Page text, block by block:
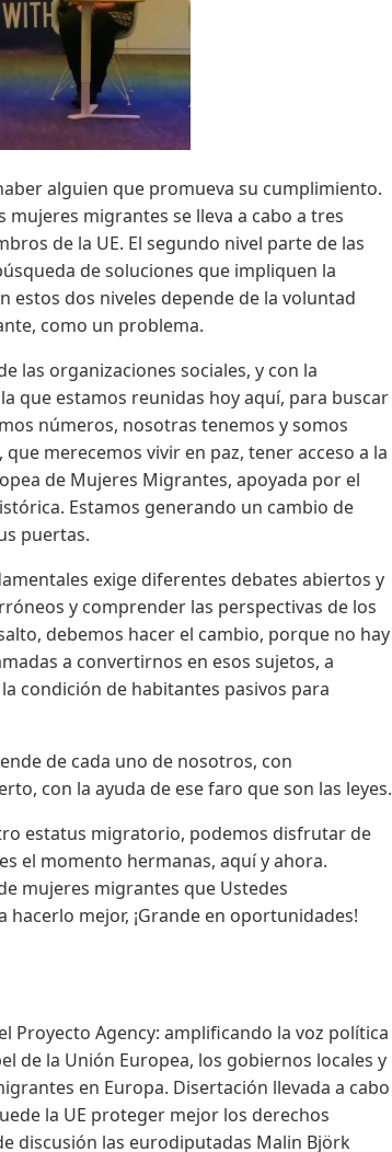
alguien que promueva su cumplimiento.
migrantes se lleva a cabo a tres
de la UE. El segundo nivel parte de las
de soluciones que impliquen la
estos dos niveles depende de la voluntad
como un problema.
las organizaciones sociales, y con la
que estamos reunidas hoy aquí, para buscar
números, nosotras tenemos y somos
merecemos vivir en paz, tener acceso a la
de Mujeres Migrantes, apoyada por el
Estamos generando un cambio de
puertas.
exige diferentes debates abiertos y
y comprender las perspectivas de los
debemos hacer el cambio, porque no hay
a convertirnos en esos sujetos, a
condición de habitantes pasivos para
de cada uno de nosotros, con
con la ayuda de ese faro que son las leyes.
estatus migratorio, podemos disfrutar de
el momento hermanas, aquí y ahora.
mujeres migrantes que Ustedes
mejor, ¡Grande en oportunidades!
Proyecto Agency: amplificando la voz política
de la Unión Europea, los gobiernos locales y
en Europa. Disertación llevada a cabo
la UE proteger mejor los derechos
discusión las eurodiputadas Malin Björk